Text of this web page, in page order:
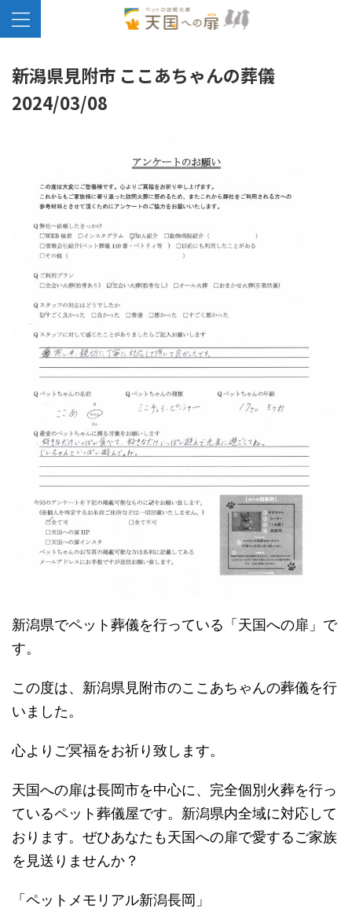
新潟県見附市 ここあちゃんの葬儀
2024/03/08
新潟県でペット葬儀を行っている「天国への扉」で
す。
この度は、新潟県見附市のここあちゃんの葬儀を行
いました。
心よりご冥福をお祈り致します。
天国への扉は長岡市を中心に、完全個別火葬を行っ
ているペット葬儀屋です。新潟県内全域に対応して
おります。ぜひあなたも天国への扉で愛するご家族
を見送りませんか？
「ペットメモリアル新潟長岡」